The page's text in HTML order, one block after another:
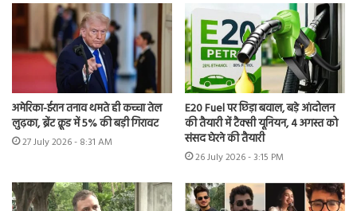
अमेरिका-ईरान तनाव थमते ही कच्चा तेल
लुढ़का, ब्रेंट क्रूड में 5% की बड़ी गिरावट
27 July 2026 - 8:31 AM
E20 Fuel पर छिड़ा बवाल, बड़े आंदोलन
की तैयारी में टैक्सी यूनियन, 4 अगस्त को
संसद घेरने की तैयारी
26 July 2026 - 3:15 PM